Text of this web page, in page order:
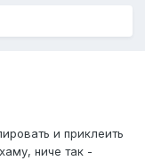
и приклеить
ниче так -